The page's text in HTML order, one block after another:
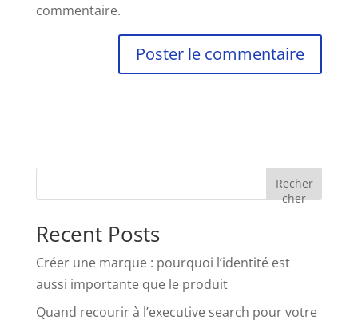
commentaire.
Recher
cher
Recent Posts
Créer une marque : pourquoi l’identité est
aussi importante que le produit
Quand recourir à l’executive search pour votre